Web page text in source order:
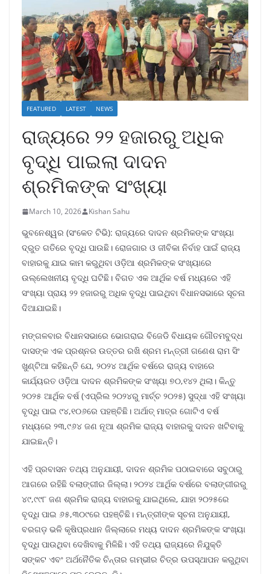
FEATURED LATEST NEWS
ରାଜ୍ୟରେ ୨୨ ହଜାରରୁ ଅଧିକ
ବୃଦ୍ଧି ପାଇଲା ଦାଦନ
ଶ୍ରମିକଙ୍କ ସଂଖ୍ୟା
March 10, 2026 Kishan Sahu
ଭୁବନେଶ୍ୱର (ସଂକେତ ଟିଭି): ରାଜ୍ୟରେ ଦାଦନ ଶ୍ରମିକଙ୍କ ସଂଖ୍ୟା
ଦ୍ରୁତ ଗତିରେ ବୃଦ୍ଧି ପାଉଛି। ରୋଜଗାର ଓ ଜୀବିକା ନିର୍ବାହ ପାଇଁ ରାଜ୍ୟ
ବାହାରକୁ ଯାଇ କାମ କରୁଥିବା ଓଡ଼ିଆ ଶ୍ରମିକଙ୍କ ସଂଖ୍ୟାରେ
ଉଲ୍ଲେଖନୀୟ ବୃଦ୍ଧି ଘଟିଛି। ବିଗତ ଏକ ଆର୍ଥିକ ବର୍ଷ ମଧ୍ୟରେ ଏହି
ସଂଖ୍ୟା ପ୍ରାୟ ୨୨ ହଜାରରୁ ଅଧିକ ବୃଦ୍ଧି ପାଇଥିବା ବିଧାନସଭାରେ ସୂଚନା
ଦିଆଯାଇଛି।
ମଙ୍ଗଳବାର ବିଧାନସଭାରେ ଭୋଗରାଇ ବିଜେଡି ବିଧାୟକ ଗୌତମବୁଦ୍ଧ
ଦାସଙ୍କ ଏକ ପ୍ରଶ୍ନର ଉତ୍ତର ରଖି ଶ୍ରମ ମନ୍ତ୍ରୀ ଗଣେଶ ରାମ ସିଂ
ଖୁଣ୍ଟିଆ କହିଛନ୍ତି ଯେ, ୨୦୨୪ ଆର୍ଥିକ ବର୍ଷରେ ରାଜ୍ୟ ବାହାରେ
କାର୍ଯ୍ୟରତ ଓଡ଼ିଆ ଦାଦନ ଶ୍ରମିକଙ୍କ ସଂଖ୍ୟା ୭୦,୧୪୨ ଥିଲା। କିନ୍ତୁ
୨୦୨୫ ଆର୍ଥିକ ବର୍ଷ (ଏପ୍ରିଲ ୨୦୨୪ରୁ ମାର୍ଚ୍ଚ ୨୦୨୫) ସୁଦ୍ଧା ଏହି ସଂଖ୍ୟା
ବୃଦ୍ଧି ପାଇ ୯୪,୧୦୬ରେ ପହଞ୍ଚିଛି। ଅର୍ଥାତ୍ ମାତ୍ର ଗୋଟିଏ ବର୍ଷ
ମଧ୍ୟରେ ୨୩,୯୬୪ ଜଣ ନୂଆ ଶ୍ରମିକ ରାଜ୍ୟ ବାହାରକୁ ଦାଦନ ଖଟିବାକୁ
ଯାଇଛନ୍ତି।
ଏହି ପ୍ରବାସନ ତଥ୍ୟ ଅନୁଯାୟୀ, ଦାଦନ ଶ୍ରମିକ ପଠାଇବାରେ ସବୁଠାରୁ
ଆଗରେ ରହିଛି ବଲାଙ୍ଗୀର ଜିଲ୍ଲା। ୨୦୨୪ ଆର୍ଥିକ ବର୍ଷରେ ବଲାଙ୍ଗୀରରୁ
୪୯,୯୯୮ ଜଣ ଶ୍ରମିକ ରାଜ୍ୟ ବାହାରକୁ ଯାଇଥିଲେ, ଯାହା ୨୦୨୫ରେ
ବୃଦ୍ଧି ପାଇ ୬୫,୩୦୯ରେ ପହଞ୍ଚିଛି। ମନ୍ତ୍ରୀଙ୍କ ସୂଚନା ଅନୁଯାୟୀ,
ବରଗଡ଼ ଭଳି କୃଷିପ୍ରଧାନ ଜିଲ୍ଲାରେ ମଧ୍ୟ ଦାଦନ ଶ୍ରମିକଙ୍କ ସଂଖ୍ୟା
ବୃଦ୍ଧି ପାଉଥିବା ଦେଖିବାକୁ ମିଳିଛି। ଏହି ତଥ୍ୟ ରାଜ୍ୟରେ ନିଯୁକ୍ତି
ସଙ୍କଟ ଏବଂ ଅର୍ଥନୈତିକ ଚିନ୍ତାର ଗମ୍ଭୀର ଚିତ୍ର ଉପସ୍ଥାପନ କରୁଥିବା